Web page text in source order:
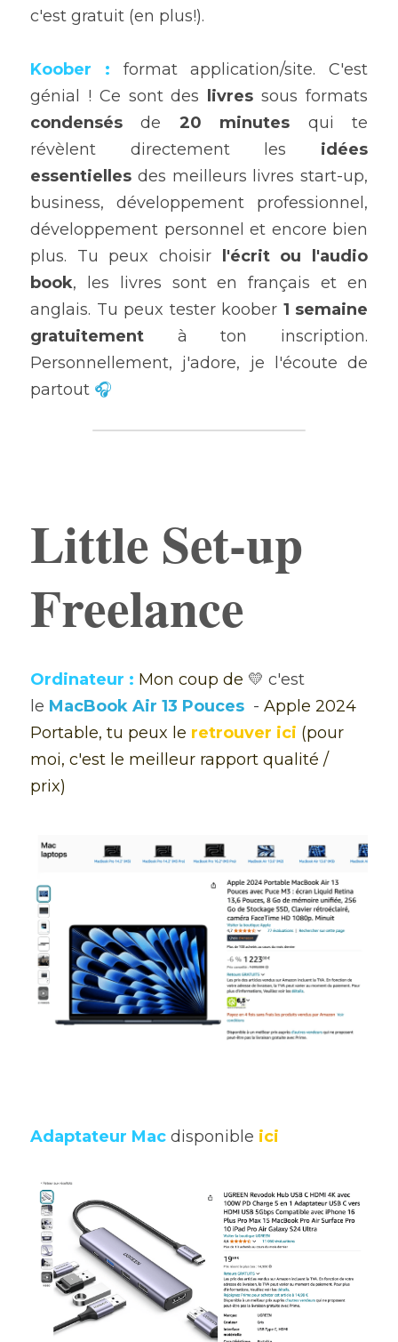
c'est gratuit (en plus!).
Koober : format application/site. C'est
génial ! Ce sont des
livres
condensés de 20 minutes qui te
révèlent directement les idées
essentielles des meilleurs livres start-up,
business, développement professionnel,
développement personnel et encore bien
plus. Tu peux choisir
l'écrit ou l'audio
book, les livres sont en français et en
anglais. Tu peux tester koober 1 semaine
gratuitement à ton inscription.
Personnellement, j'adore, je l'écoute de
partout 🎧
Little Set-up
Freelance
Ordinateur : Mon coup de 💛 c'est
le MacBook Air 13 Pouces - Apple 2024
Portable, tu peux le retrouver ici (pour
moi, c'est le meilleur rapport qualité /
prix)
Adaptateur Mac disponible ici